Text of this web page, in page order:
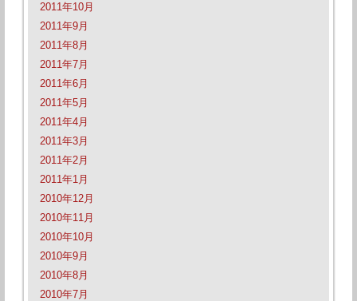
2011年10月
2011年9月
2011年8月
2011年7月
2011年6月
2011年5月
2011年4月
2011年3月
2011年2月
2011年1月
2010年12月
2010年11月
2010年10月
2010年9月
2010年8月
2010年7月